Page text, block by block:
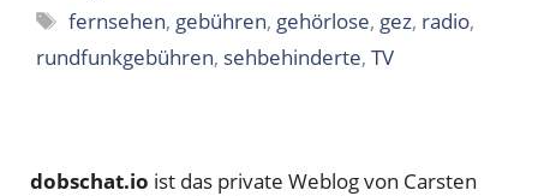
Schlagwörter
fernsehen, gebühren, gehörlose, gez, radio,
rundfunkgebühren, sehbehinderte, TV
dobschat.io ist das private Weblog von Carsten